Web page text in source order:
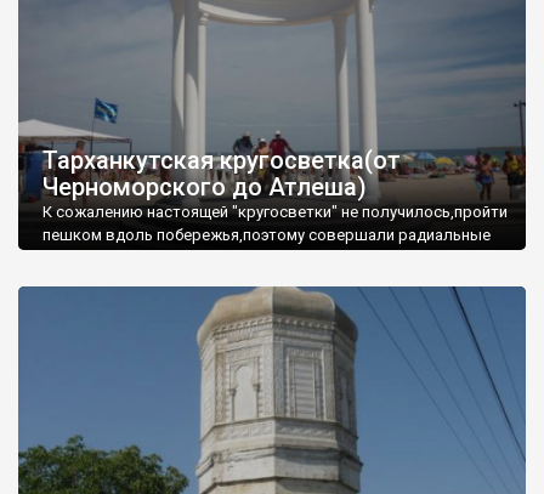
Тарханкутская кругосветка(от
Черноморского до Атлеша)
К сожалению настоящей "кругосветки" не получилось,пройти
пешком вдоль побережья,поэтому совершали радиальные